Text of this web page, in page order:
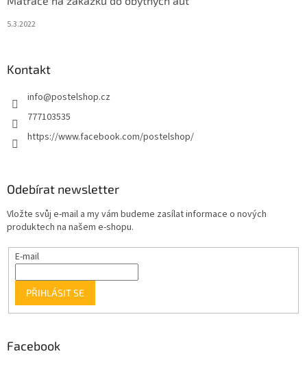
5.3.2022
Kontakt
info@postelshop.cz
777103535
https://www.facebook.com/postelshop/
Odebírat newsletter
Vložte svůj e-mail a my vám budeme zasílat informace o nových
produktech na našem e-shopu.
E-mail
PŘIHLÁSIT SE
Facebook